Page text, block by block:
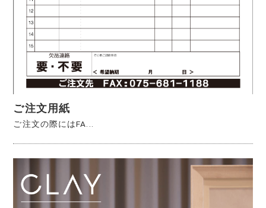
ご注文用紙
ご注文の際にはFA...